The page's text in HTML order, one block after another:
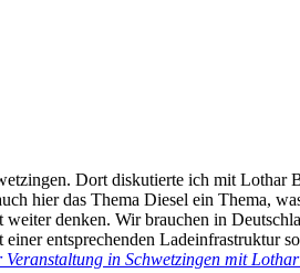
Dort diskutierte ich mit
hier das Thema Diesel ein Thema,
denken. Wir brauchen in
entsprechenden
Veranstaltung in Schwetzingen mit